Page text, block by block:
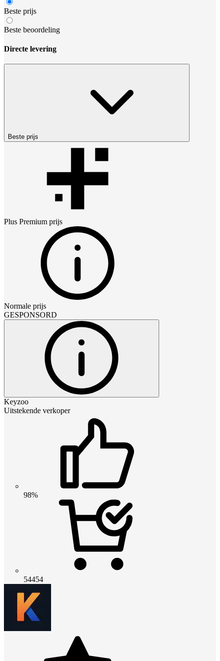
Beste prijs
Beste beoordeling
Directe levering
Beste prijs
Plus Premium prijs
Normale prijs
GESPONSORD
Keyzoo
Uitstekende verkoper
98%
54454